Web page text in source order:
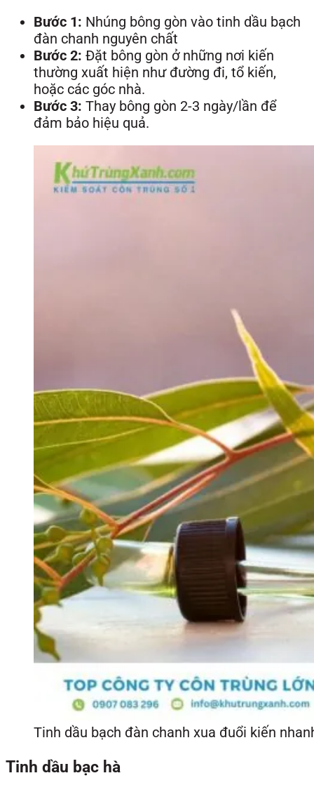
Bước 1: Nhúng bông gòn vào tinh dầu bạch
đàn chanh nguyên chất
Bước 2: Đặt bông gòn ở những nơi kiến
thường xuất hiện như đường đi, tổ kiến,
hoặc các góc nhà.
Bước 3: Thay bông gòn 2-3 ngày/lần để
đảm bảo hiệu quả.
Tinh dầu bạch đàn chanh xua đuổi kiến
Tinh dầu bạc hà